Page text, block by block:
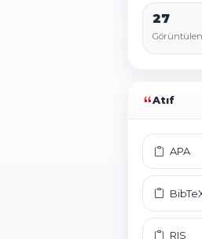
27
Atıf
APA
RIS